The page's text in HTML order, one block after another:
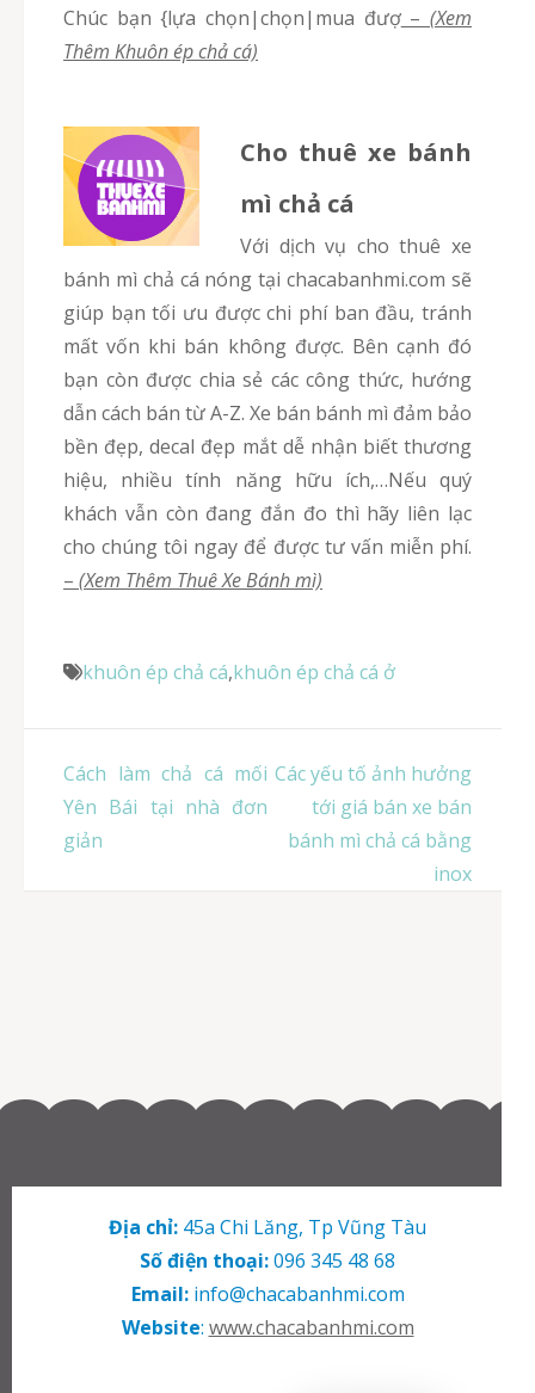
Chúc bạn {lựa chọn|chọn|mua đượ–(Xem
Thêm Khuôn ép chả cá)
Cho thuê xe bánh
mì chả cá
Với dịch vụ cho thuê xe
bánh mì chả cá nóng tại chacabanhmi.com sẽ
giúp bạn tối ưu được chi phí ban đầu, tránh
mất vốn khi bán không được. Bên cạnh đó
bạn còn được chia sẻ các công thức, hướng
dẫn cách bán từ A-Z. Xe bán bánh mì đảm bảo
bền đẹp, decal đẹp mắt dễ nhận biết thương
hiệu, nhiều tính năng hữu ích,…Nếu quý
khách vẫn còn đang đắn đo thì hãy liên lạc
cho chúng tôi ngay để được tư vấn miễn phí.
– (Xem Thêm Thuê Xe Bánh mì)
khuôn ép chả cá,khuôn ép chả cá ở
Điều
hướng
bài
Cách làm chả cá mối
Yên Bái tại nhà đơn
giản
Các yếu tố ảnh hưởng
tới giá bán xe bán
bánh mì chả cá bằng
inox
Địa chỉ: 45a Chi Lăng, Tp Vũng Tàu
Số điện thoại:096 345 48 68
Email:info@chacabanhmi.com
Website: www.chacabanhmi.com